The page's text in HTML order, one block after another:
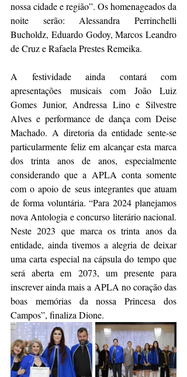
nossa cidade e região”. Os homenageados da
noite serão: Alessandra Perrinchelli
Bucholdz, Eduardo Godoy, Marcos Leandro
de Cruz e Rafaela Prestes Remeika.
A festividade ainda contará com
apresentações musicais com João Luiz
Gomes Junior, Andressa Lino e Silvestre
Alves e performance de dança com Deise
Machado. A diretoria da entidade sente-se
particularmente feliz em alcançar esta marca
dos trinta anos de anos, especialmente
considerando que a APLA conta somente
com o apoio de seus integrantes que atuam
de forma voluntária. “Para 2024 planejamos
nova Antologia e concurso literário nacional.
Neste 2023 que marca os trinta anos da
entidade, ainda tivemos a alegria de deixar
uma carta especial na cápsula do tempo que
será aberta em 2073, um presente para
inscrever ainda mais a APLA no coração das
boas memórias da nossa Princesa dos
Campos”, finaliza Dione.